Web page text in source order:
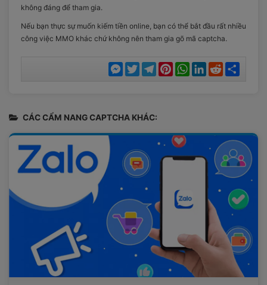
không đáng để tham gia.
Nếu bạn thực sự muốn kiếm tiền online, bạn có thể bắt đầu rất nhiều
công việc MMO khác chứ không nên tham gia gõ mã captcha.
Messenger
TwitterTelegramPinterestWhatsAppLinkedInReddit
CÁC CẨM NANG CAPTCHA KHÁC: